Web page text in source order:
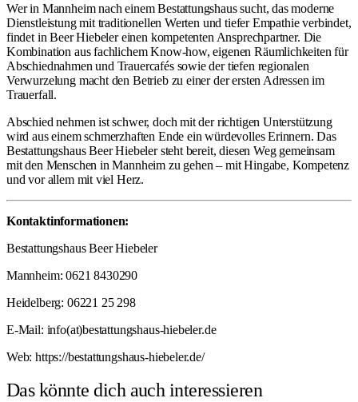
Wer in Mannheim nach einem Bestattungshaus sucht, das moderne
Dienstleistung mit traditionellen Werten und tiefer Empathie verbindet,
findet in Beer Hiebeler einen kompetenten Ansprechpartner. Die
Kombination aus fachlichem Know-how, eigenen Räumlichkeiten für
Abschiednahmen und Trauercafés sowie der tiefen regionalen
Verwurzelung macht den Betrieb zu einer der ersten Adressen im
Trauerfall.
Abschied nehmen ist schwer, doch mit der richtigen Unterstützung
wird aus einem schmerzhaften Ende ein würdevolles Erinnern. Das
Bestattungshaus Beer Hiebeler steht bereit, diesen Weg gemeinsam
mit den Menschen in Mannheim zu gehen – mit Hingabe, Kompetenz
und vor allem mit viel Herz.
Kontaktinformationen:
Bestattungshaus Beer Hiebeler
Mannheim: 0621 8430290
Heidelberg: 06221 25 298
E-Mail: info(at)bestattungshaus-hiebeler.de
Web: https://bestattungshaus-hiebeler.de/
Das könnte dich auch interessieren